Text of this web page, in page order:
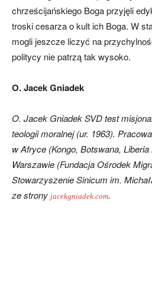
chrześcijańskiego Boga przyjęli
troski cesarza o kult ich Boga. W
mogli jeszcze liczyć na
politycy nie patrzą tak wysoko.
O. Jacek Gniadek
O. Jacek Gniadek SVD test
teologii moralnej (ur. 1963).
w Afryce (Kongo, Botswana,
Warszawie (Fundacja Ośrodek
Stowarzyszenie Sinicum im.
ze strony jacekgniadek.com.